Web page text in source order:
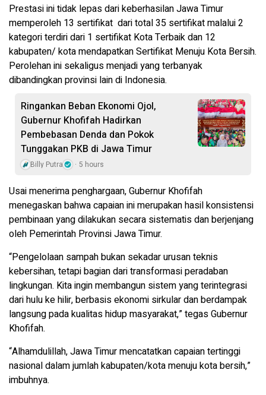
Prestasi ini tidak lepas dari keberhasilan Jawa Timur
memperoleh 13 sertifikat dari total 35 sertifikat malalui 2
kategori terdiri dari 1 sertifikat Kota Terbaik dan 12
kabupaten/ kota mendapatkan Sertifikat Menuju Kota Bersih.
Perolehan ini sekaligus menjadi yang terbanyak
dibandingkan provinsi lain di Indonesia.
Ringankan Beban Ekonomi Ojol,
Gubernur Khofifah Hadirkan
Pembebasan Denda dan Pokok
Tunggakan PKB di Jawa Timur
Billy Putra 5 hours
Usai menerima penghargaan, Gubernur Khofifah
menegaskan bahwa capaian ini merupakan hasil konsistensi
pembinaan yang dilakukan secara sistematis dan berjenjang
oleh Pemerintah Provinsi Jawa Timur.
“Pengelolaan sampah bukan sekadar urusan teknis
kebersihan, tetapi bagian dari transformasi peradaban
lingkungan. Kita ingin membangun sistem yang terintegrasi
dari hulu ke hilir, berbasis ekonomi sirkular dan berdampak
langsung pada kualitas hidup masyarakat,” tegas Gubernur
Khofifah.
“Alhamdulillah, Jawa Timur mencatatkan capaian tertinggi
nasional dalam jumlah kabupaten/kota menuju kota bersih,”
imbuhnya.